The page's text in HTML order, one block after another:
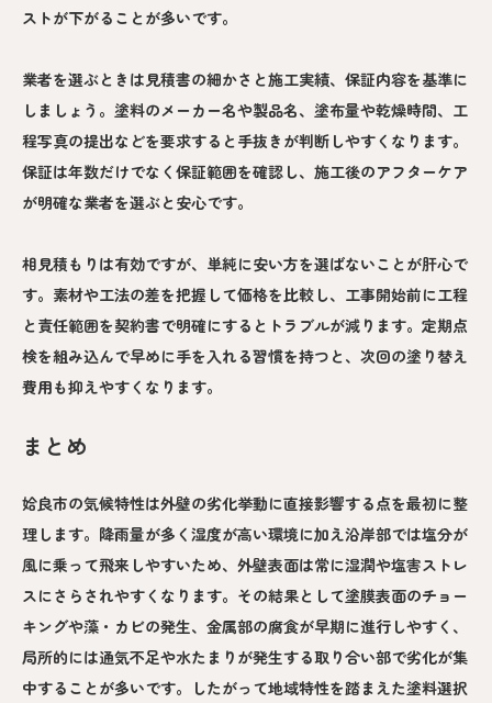
ストが下がることが多いです。
業者を選ぶときは見積書の細かさと施工実績、保証内容を基準に
しましょう。塗料のメーカー名や製品名、塗布量や乾燥時間、工
程写真の提出などを要求すると手抜きが判断しやすくなります。
保証は年数だけでなく保証範囲を確認し、施工後のアフターケア
が明確な業者を選ぶと安心です。
相見積もりは有効ですが、単純に安い方を選ばないことが肝心で
す。素材や工法の差を把握して価格を比較し、工事開始前に工程
と責任範囲を契約書で明確にするとトラブルが減ります。定期点
検を組み込んで早めに手を入れる習慣を持つと、次回の塗り替え
費用も抑えやすくなります。
まとめ
姶良市の気候特性は外壁の劣化挙動に直接影響する点を最初に整
理します。降雨量が多く湿度が高い環境に加え沿岸部では塩分が
風に乗って飛来しやすいため、外壁表面は常に湿潤や塩害ストレ
スにさらされやすくなります。その結果として塗膜表面のチョー
キングや藻・カビの発生、金属部の腐食が早期に進行しやすく、
局所的には通気不足や水たまりが発生する取り合い部で劣化が集
中することが多いです。したがって地域特性を踏まえた塗料選択